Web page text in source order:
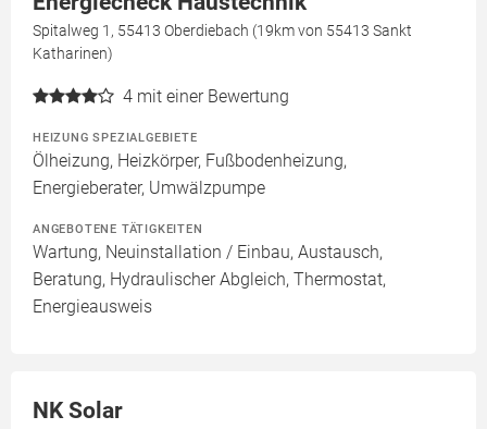
Spitalweg 1, 55413 Oberdiebach (19km von 55413 Sankt
Katharinen)
4 mit einer Bewertung
HEIZUNG SPEZIALGEBIETE
Ölheizung, Heizkörper, Fußbodenheizung,
Energieberater, Umwälzpumpe
ANGEBOTENE TÄTIGKEITEN
Wartung, Neuinstallation / Einbau, Austausch,
Beratung, Hydraulischer Abgleich, Thermostat,
Energieausweis
NK Solar